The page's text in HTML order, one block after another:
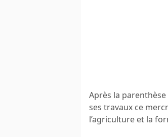
Après la
ses travaux ce
l’agriculture et la